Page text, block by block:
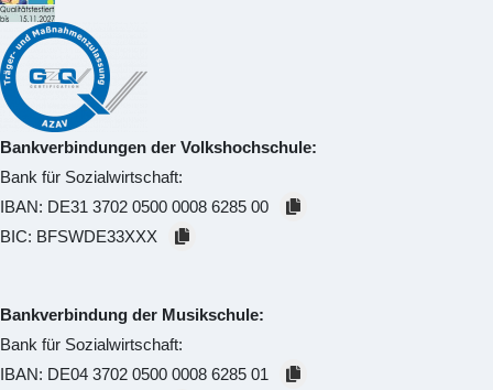
Bankverbindungen der Volkshochschule:
Bank für Sozialwirtschaft:
IBAN: DE31 3702 0500 0008 6285 00
BIC: BFSWDE33XXX
Bankverbindung der Musikschule:
Bank für Sozialwirtschaft:
IBAN: DE04 3702 0500 0008 6285 01